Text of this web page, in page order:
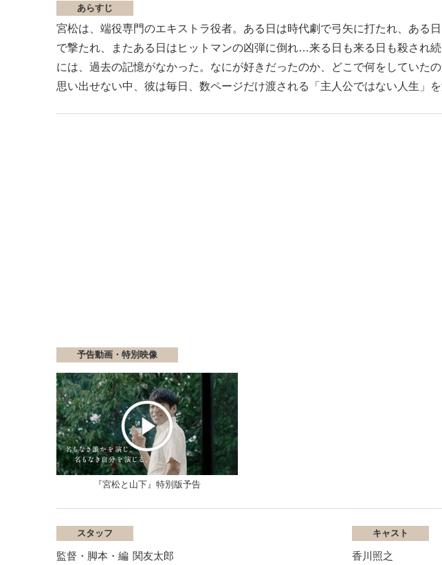
あらすじ
宮松は、端役専門のエキストラ役者。ある日は時代劇で弓矢に打たれ、ある
で撃たれ、またある日はヒットマンの凶弾に倒れ…来る日も来る日も殺され
には、過去の記憶がなかった。なにが好きだったのか、どこで何をしていた
思い出せない中、彼は毎日、数ページだけ渡される「主人公ではない人生」
予告動画・特別映像
『宮松と山下』特別版予告
スタッフ
監督・脚本・編 関友太郎
キャスト
香川照之